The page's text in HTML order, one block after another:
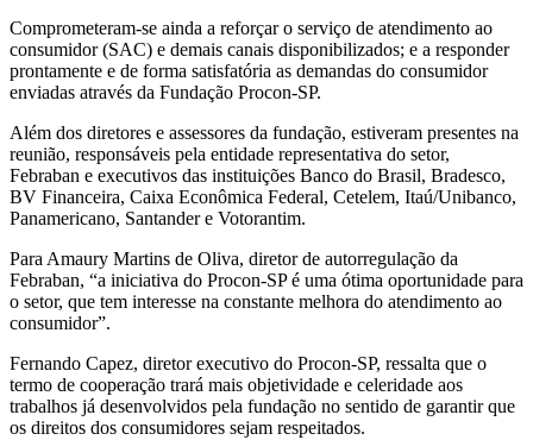
Comprometeram-se ainda a reforçar o serviço de atendimento ao
consumidor (SAC) e demais canais disponibilizados; e a responder
prontamente e de forma satisfatória as demandas do consumidor
enviadas através da Fundação Procon-SP.
Além dos diretores e assessores da fundação, estiveram presentes na
reunião, responsáveis pela entidade representativa do setor,
Febraban e executivos das instituições Banco do Brasil, Bradesco,
BV Financeira, Caixa Econômica Federal, Cetelem, Itaú/Unibanco,
Panamericano, Santander e Votorantim.
Para Amaury Martins de Oliva, diretor de autorregulação da
Febraban, “a iniciativa do Procon-SP é uma ótima oportunidade para
o setor, que tem interesse na constante melhora do atendimento ao
consumidor”.
Fernando Capez, diretor executivo do Procon-SP, ressalta que o
termo de cooperação trará mais objetividade e celeridade aos
trabalhos já desenvolvidos pela fundação no sentido de garantir que
os direitos dos consumidores sejam respeitados.